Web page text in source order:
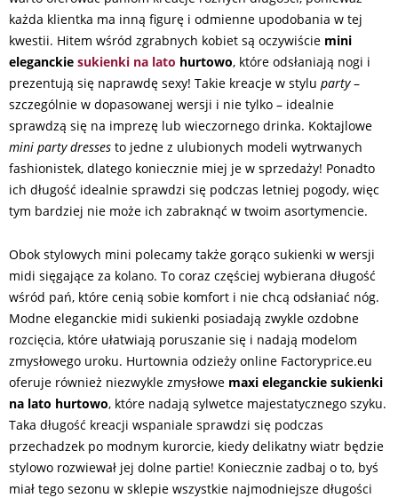
każda klientka ma inną figurę i odmienne upodobania w tej
kwestii. Hitem wśród zgrabnych kobiet są oczywiście mini
eleganckie sukienki na lato hurtowo, które odsłaniają nogi i
prezentują się naprawdę sexy! Takie kreacje w stylu party–
szczególnie w dopasowanej wersji i nie tylko – idealnie
sprawdzą się na imprezę lub wieczornego drinka. Koktajlowe
mini party dresses to jedne z ulubionych modeli wytrwanych
fashionistek, dlatego koniecznie miej je w sprzedaży! Ponadto
ich długość idealnie sprawdzi się podczas letniej pogody, więc
tym bardziej nie może ich zabraknąć w twoim asortymencie.
Obok stylowych mini polecamy także gorąco sukienki w wersji
midi sięgające za kolano. To coraz częściej wybierana długość
wśród pań, które cenią sobie komfort i nie chcą odsłaniać nóg.
Modne eleganckie midi sukienki posiadają zwykle ozdobne
rozcięcia, które ułatwiają poruszanie się i nadają modelom
zmysłowego uroku. Hurtownia odzieży online Factoryprice.eu
oferuje również niezwykle zmysłowe maxi eleganckie sukienki
na lato hurtowo, które nadają sylwetce majestatycznego szyku.
Taka długość kreacji wspaniale sprawdzi się podczas
przechadzek po modnym kurorcie, kiedy delikatny wiatr będzie
stylowo rozwiewał jej dolne partie! Koniecznie zadbaj o to, byś
miał tego sezonu w sklepie wszystkie najmodniejsze długości